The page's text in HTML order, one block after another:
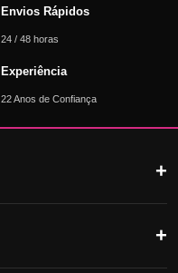
Envios Rápidos
24 / 48 horas
Experiência
22 Anos de Confiança